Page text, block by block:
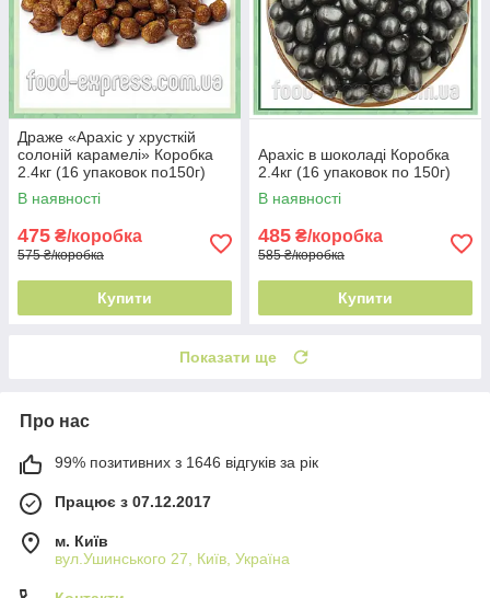
Драже «Арахіс у хрусткій
солоній карамелі» Коробка
2.4кг (16 упаковок по150г)
В наявності
475 ₴/коробка
575 ₴/коробка
Купити
Арахіс в шоколаді Коробка
2.4кг (16 упаковок по 150г)
В наявності
485 ₴/коробка
585 ₴/коробка
Купити
Показати ще
Про нас
99% позитивних з 1646 відгуків за рік
Працює з 07.12.2017
м. Київ
вул.Ушинського 27, Київ, Україна